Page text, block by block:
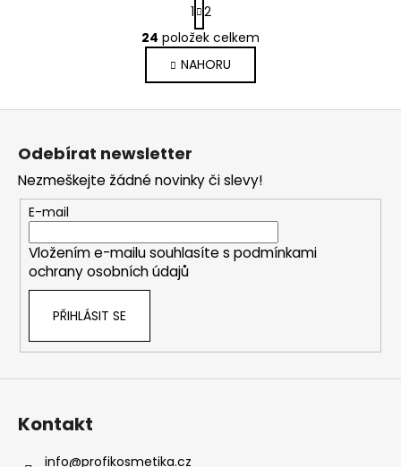
O
v
l
á
d
p
r
v
k
y
u
t
r
á
n
k
o
í
1 2
24 položek celkem
NAHORU
Odebírat newsletter
Nezmeškejte žádné novinky či slevy!
E-mail
Vložením e-mailu souhlasíte s podmínkami
ochrany osobních údajů
PŘIHLÁSIT SE
Kontakt
info@profikosmetika.cz